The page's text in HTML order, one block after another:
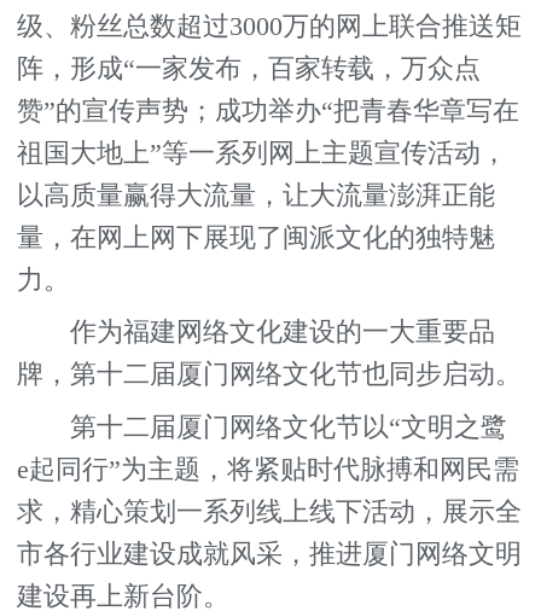
级、粉丝总数超过3000万的网上联合推送矩
阵，形成“一家发布，百家转载，万众点
赞”的宣传声势；成功举办“把青春华章写在
祖国大地上”等一系列网上主题宣传活动，
以高质量赢得大流量，让大流量澎湃正能
量，在网上网下展现了闽派文化的独特魅
力。
作为福建网络文化建设的一大重要品
牌，第十二届厦门网络文化节也同步启动。
第十二届厦门网络文化节以“文明之鹭
e起同行”为主题，将紧贴时代脉搏和网民需
求，精心策划一系列线上线下活动，展示全
市各行业建设成就风采，推进厦门网络文明
建设再上新台阶。